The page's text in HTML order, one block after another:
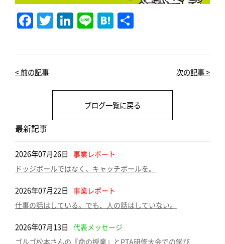
F
a
c
e
k
T
w
it
r
Li
n
k
dI
Li
n
e
H
at
e
a
共
< 前の記事 次の記事 >
ブログ一覧に戻る
最新記事
2026年07月26日 事業レポート
ドッジボールではなく、キャッチボールを。
2026年07月22日 事業レポート
仕事の話はしている。でも、人の話はしていない。
2026年07月13日 代表メッセージ
ゴルゴ松本さんの『命の授業』とPTA研修大会での学び